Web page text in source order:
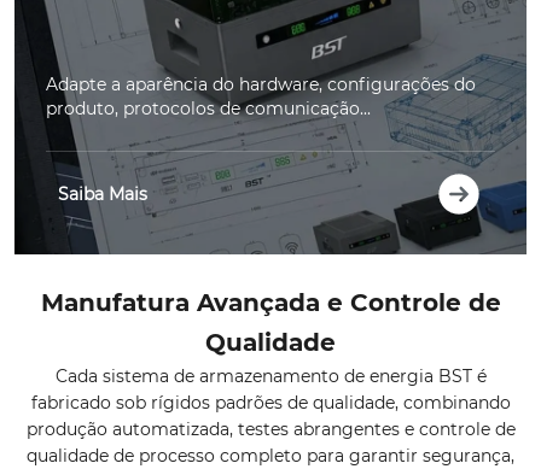
Adapte a aparência do hardware, configurações do
produto, protocolos de comunicação...
Saiba Mais
Manufatura Avançada e Controle de
Qualidade
Cada sistema de armazenamento de energia BST é
fabricado sob rígidos padrões de qualidade, combinando
produção automatizada, testes abrangentes e controle de
qualidade de processo completo para garantir segurança,